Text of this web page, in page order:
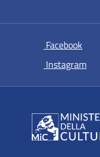
Facebook si
Instagramsi